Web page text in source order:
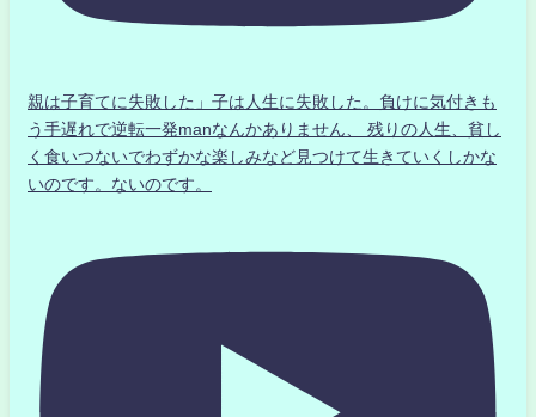
親は子育てに失敗した」子は人生に失敗した。負けに気付きも
う手遅れで逆転一発manなんかありません、 残りの人生、貧し
く食いつないでわずかな楽しみなど見つけて生きていくしかな
いのです。ないのです。